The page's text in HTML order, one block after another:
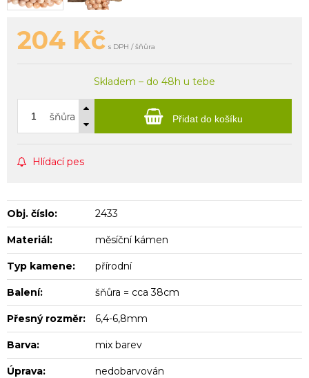
204 Kč s DPH / šňůra
Skladem – do 48h u tebe
šňůra Přidat do košíku
Hlídací pes
Obj. číslo: 2433
Materiál: měsíční kámen
Typ kamene: přírodní
Balení: šňůra = cca 38cm
Přesný rozměr: 6,4-6,8mm
Barva: mix barev
Úprava: nedobarvován